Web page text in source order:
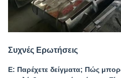
Συχνές Ερωτήσεις
Ε: Παρέχετε δείγματα; Πώς